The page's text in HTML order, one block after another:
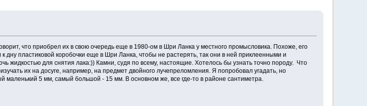
что приобрел их в свою очередь еще в 1980-ом в Шри Ланка у местного промысловика. Похоже, его
дну пластиковой коробочки еще в Шри Ланка, чтобы не растерять, так они в ней приклеенными и
жидкостью для снятия лака:)) Камни, судя по всему, настоящие. Хотелось бы узнать точно породу. Что
их на досуге, например, на предмет двойного лучепреломления. Я попробовал угадать, но
маленький 5 мм, самый большой - 15 мм. В основном же, все где-то в районе сантиметра.